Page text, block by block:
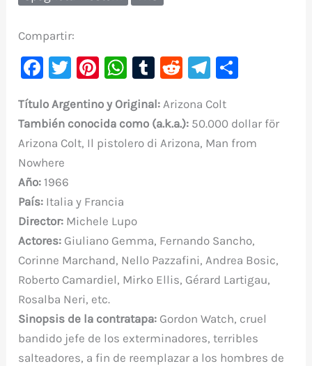
Compartir:
F
c
e
b
o
o
k
T
it
te
Pi
er
e
W
at
s
T
m
bl
R
d
di
Te
gr
a
p
Título Argentino y Original: Arizona Colt
También conocida como (a.k.a.): 50.000 dollar för
Arizona Colt, Il pistolero di Arizona, Man from
Nowhere
Año: 1966
País: Italia y Francia
Director: Michele Lupo
Actores: Giuliano Gemma, Fernando Sancho,
Corinne Marchand, Nello Pazzafini, Andrea Bosic,
Roberto Camardiel, Mirko Ellis, Gérard Lartigau,
Rosalba Neri, etc.
Sinopsis de la contratapa: Gordon Watch, cruel
bandido jefe de los exterminadores, terribles
salteadores, a fin de reemplazar a los hombres de